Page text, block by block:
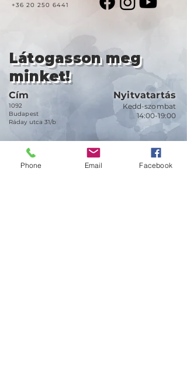
+36 20 250 6441
Látogasson meg
minket!
Cím Nyitvatartás
1092
Budapest
Ráday utca 31/b
Kedd-szombat
14:00-19:00
Phone Email Facebook